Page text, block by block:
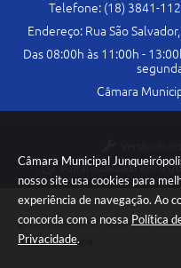
Câmara Municipal
nosso site usa cookies para
experiência de navegação. Ao
concorda com a nossa Política
Privacidade.
Galeria de Prefeitos
Galeria de Fotos
Telefones Úteis
Telefone: (18) 3841-
Endereço: Rua São
Das 08:00h às 11:00h -
Câmara
Portal atualizado em:05/
Copyright Instar - 2006-2026.
Instar Tecnologia